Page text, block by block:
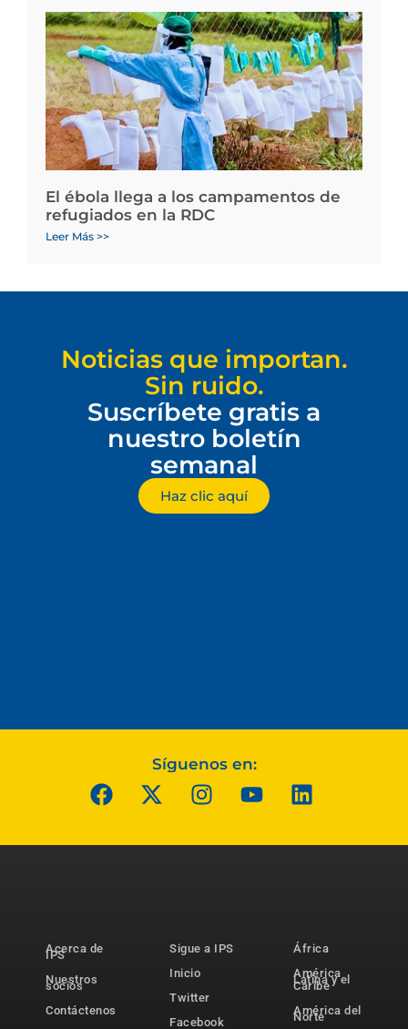
El ébola llega a los campamentos de
refugiados en la RDC
Leer Más >>
Noticias que importan.
Sin ruido.
Suscríbete gratis a
nuestro boletín
semanal
Haz clic aquí
Síguenos en:
Acerca de
IPS
Nuestros
socios
Contáctenos
Sigue a IPS
Inicio
Twitter
Facebook
África
América
Latina y el
Caribe
América del
Norte